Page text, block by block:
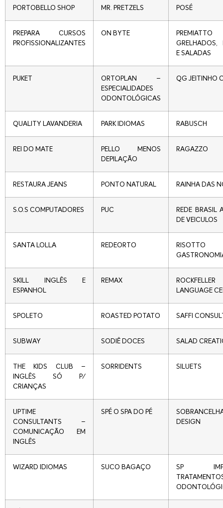
PORTOBELLO SHOP MR. PRETZELS POSÉ
PREPARA CURSOS
PROFISSIONALIZANTES
ON BYTE
GRELHADOS,
E SALADAS
PUKET
ORTOPLAN –
ESPECIALIDADES
ODONTOLÓGICAS
QG JEITINHO
QUALITY LAVANDERIA PARK IDIOMAS RABUSCH
REI DO MATE
PELLO MENOS
DEPILAÇÃO
RAGAZZO
RESTAURA JEANS PONTO NATURAL RAINHA DAS
S.O.S COMPUTADORES PUC
REDE BRASIL
DE VEICULOS
SANTA LOLLA REDEORTO
SKILL INGLÊS E
ESPANHOL
REMAX
ROCKFELLER
LANGUAGE
SPOLETO ROASTED POTATO SAFFI
SUBWAY SODIÊ DOCES SALAD
THE KIDS CLUB –
INGLÊS SÓ P/
CRIANÇAS
SORRIDENTS SILUETS
UPTIME
CONSULTANTS –
COMUNICAÇÃO EM
INGLÊS
SPÉ O SPA DO PÉ
DESIGN
WIZARD IDIOMAS SUCO BAGAÇO
SP